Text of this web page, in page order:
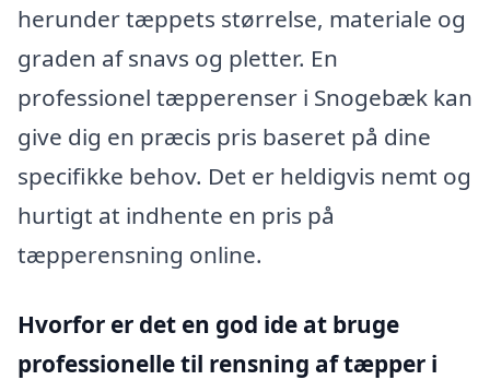
herunder tæppets størrelse, materiale og
graden af snavs og pletter. En
professionel tæpperenser i Snogebæk kan
give dig en præcis pris baseret på dine
specifikke behov. Det er heldigvis nemt og
hurtigt at indhente en pris på
tæpperensning online.
Hvorfor er det en god ide at bruge
professionelle til rensning af tæpper i